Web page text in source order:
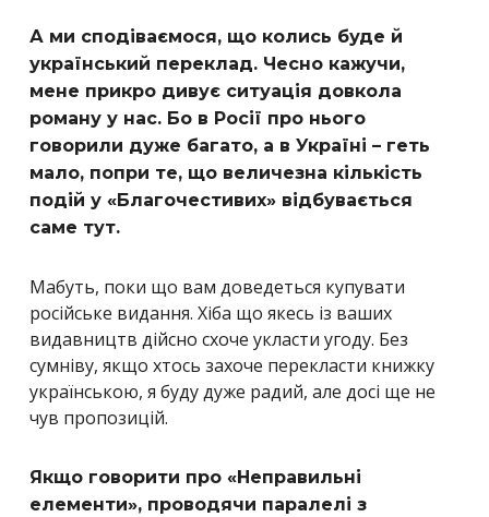
А ми сподіваємося, що колись буде й
український переклад. Чесно кажучи,
мене прикро дивує ситуація довкола
роману у нас. Бо в Росії про нього
говорили дуже багато, а в Україні – геть
мало, попри те, що величезна кількість
подій у «Благочестивих» відбувається
саме тут.
Мабуть, поки що вам доведеться купувати
російське видання. Хіба що якесь із ваших
видавництв дійсно схоче укласти угоду. Без
сумніву, якщо хтось захоче перекласти книжку
українською, я буду дуже радий, але досі ще не
чув пропозицій.
Якщо говорити про «Неправильні
елементи», проводячи паралелі з